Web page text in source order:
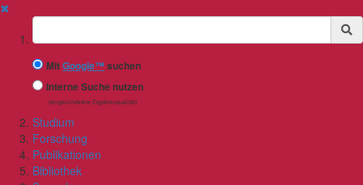
✖
Suchbegriff
MitGoogle™ suchen
Interne Suche nutzen
(eingeschränkte Ergebnisqualität)
Studium
Forschung
Publikationen
Bibliothek